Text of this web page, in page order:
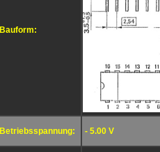
Bauform:
Betriebsspannung: - 5.00 V